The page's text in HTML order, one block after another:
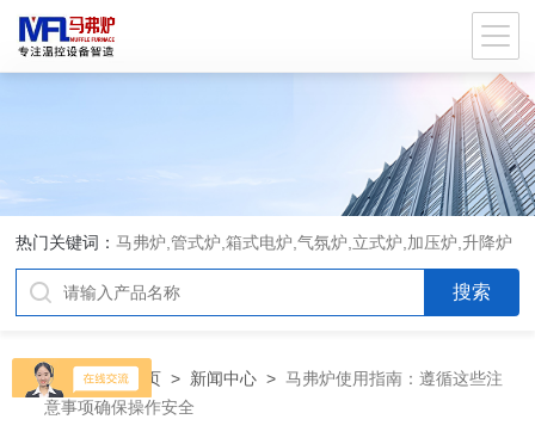
热门关键词：马弗炉,管式炉,箱式电炉,气氛炉,立式炉,加压炉,升降炉
当前位置：首页 > 新闻中心 >马弗炉使用指南：遵循这些注
意事项确保操作安全